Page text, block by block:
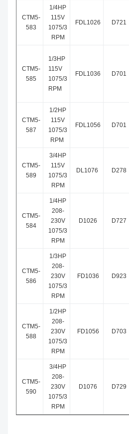
CTM5-
583
1/4HP
115V
1075/3
RPM
FDL1026 D721
CTM5-
585
1/3HP
115V
1075/3
RPM
FDL1036 D701
CTM5-
587
1/2HP
115V
1075/3
RPM
FDL1056 D701
CTM5-
589
3/4HP
115V
1075/3
RPM
DL1076 D278
CTM5-
584
1/4HP
208-
230V
1075/3
RPM
D1026 D727
CTM5-
586
1/3HP
208-
230V
1075/3
RPM
FD1036 D923
CTM5-
588
1/2HP
208-
230V
1075/3
RPM
FD1056 D703
CTM5-
590
3/4HP
208-
230V
1075/3
RPM
D1076 D729